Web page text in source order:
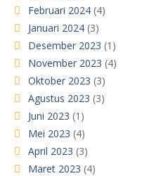
Februari 2024 (4)
Januari 2024 (3)
Desember 2023 (1)
November 2023 (4)
Oktober 2023 (3)
Agustus 2023 (3)
Juni 2023 (1)
Mei 2023 (4)
April 2023 (3)
Maret 2023 (4)